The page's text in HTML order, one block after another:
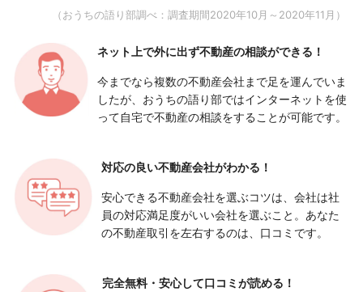
（おうちの語り部調べ：調査期間2020年10月～2020年11月）
ネット上で外に出ず不動産の相談ができる！
今までなら複数の不動産会社まで足を運んでいま
したが、おうちの語り部ではインターネットを使
って自宅で不動産の相談をすることが可能です。
対応の良い不動産会社がわかる！
安心できる不動産会社を選ぶコツは、会社は社
員の対応満足度がいい会社を選ぶこと。あなた
の不動産取引を左右するのは、口コミです。
完全無料・安心して口コミが読める！